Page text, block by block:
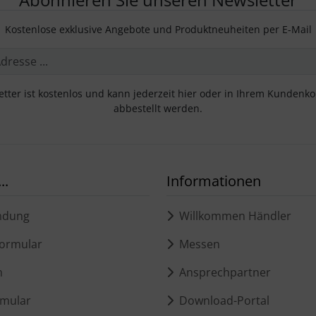
Kostenlose exklusive Angebote und Produktneuheiten per E-Mail
ist kostenlos und kann jederzeit hier oder in Ihrem
abbestellt werden.
Informationen
Willkommen Händler
Messen
Ansprechpartner
Download-Portal